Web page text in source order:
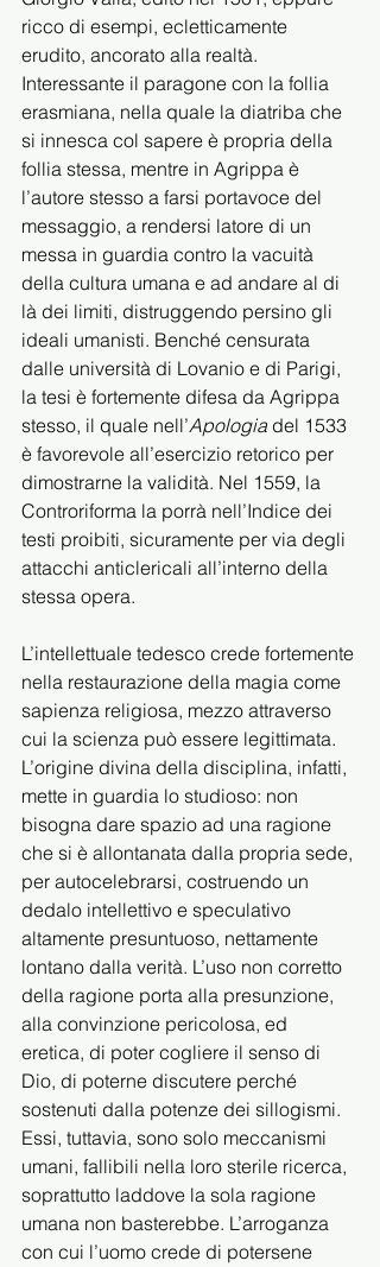
ricco di esempi, ecletticamente
erudito, ancorato alla realtà.
Interessante il paragone con la follia
erasmiana, nella quale la diatriba che
si innesca col sapere è propria della
follia stessa, mentre in Agrippa è
l’autore stesso a farsi portavoce del
messaggio, a rendersi latore di un
messa in guardia contro la vacuità
della cultura umana e ad andare al di
là dei limiti, distruggendo persino gli
ideali umanisti. Benché censurata
dalle università di Lovanio e di Parigi,
la tesi è fortemente difesa da Agrippa
stesso, il quale nell’Apologia del 1533
è favorevole all’esercizio retorico per
dimostrarne la validità. Nel 1559, la
Controriforma la porrà nell’Indice dei
testi proibiti, sicuramente per via degli
attacchi anticlericali all’interno della
stessa opera.
L’intellettuale tedesco crede fortemente
nella restaurazione della magia come
sapienza religiosa, mezzo attraverso
cui la scienza può essere legittimata.
L’origine divina della disciplina, infatti,
mette in guardia lo studioso: non
bisogna dare spazio ad una ragione
che si è allontanata dalla propria sede,
per autocelebrarsi, costruendo un
dedalo intellettivo e speculativo
altamente presuntuoso, nettamente
lontano dalla verità. L’uso non corretto
della ragione porta alla presunzione,
alla convinzione pericolosa, ed
eretica, di poter cogliere il senso di
Dio, di poterne discutere perché
sostenuti dalla potenze dei sillogismi.
Essi, tuttavia, sono solo meccanismi
umani, fallibili nella loro sterile ricerca,
soprattutto laddove la sola ragione
umana non basterebbe. L’arroganza
con cui l’uomo crede di potersene